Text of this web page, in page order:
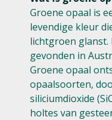
Groene opaal is
levendige kleur
lichtgroen glanst.
gevonden in
Groene opaal
opaalsoorten,
siliciumdioxide
holtes van